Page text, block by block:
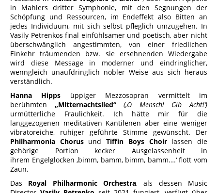
in Mahlers dritter Symphonie, mit den Segnungen der
Schöpfung und Ressourcen, im Endeffekt also Bitten an
jedes Individuum, mit sich selbst pfleglich umzugehen. In
Vasily Petrenkos final einfühlsamer und poetisch, aber nicht
überschwänglich angestimmten, von einer friedlichen
Einkehr träumenden bzw. sie ersehnenden Wiedergabe
wird diese Message in moderner und eindringlicher,
wenngleich unaufdringlich nobler Weise aus sich heraus
verständlich.
Hanna Hipps üppiger Mezzosopran vermittelt im
berühmten „Mitternachtslied“
(‚O Mensch! Gib Acht!‘)
urmütterliche Fraulichkeit. Ich hätte mir für die
langgezogenen meditativen Kantilenen aber eine weniger
vibratoreiche, ruhiger geführte Stimme gewünscht. Der
Philharmonia ChorusundTiffin Boys Choirlassen die
gehörige Portion kecker Ausgelassenheit in
ihrem Engelglocken ‚bimm, bamm, bimm, bamm….‘ flott vom
Zaun.
Das Royal Philharmonic Orchestra, als dessen Music